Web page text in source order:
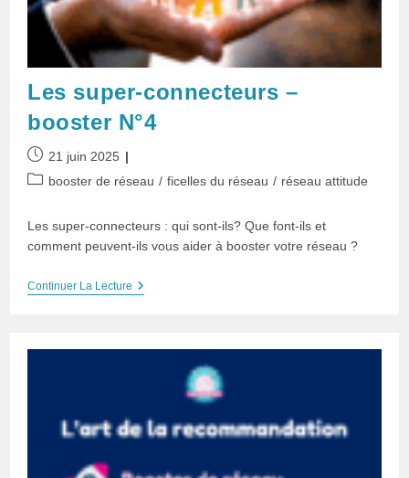
Les super-connecteurs –
booster N°4
Publication
publiée :
21 juin 2025
Postbooster de réseau / ficelles du réseau / réseau attitude
Les super-connecteurs : qui sont-ils? Que font-ils et
comment peuvent-ils vous aider à booster votre réseau ?
Continuer La LectureLes